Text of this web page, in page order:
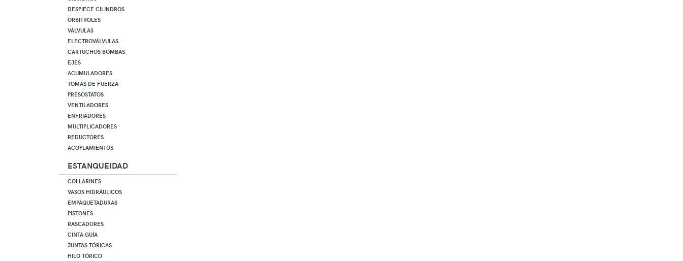
DESPIECE CILINDROS
ORBITROLES
VÁLVULAS
ELECTROVÁLVULAS
CARTUCHOS BOMBAS
EJES
ACUMULADORES
TOMAS DE FUERZA
PRESOSTATOS
VENTILADORES
ENFRIADORES
MULTIPLICADORES
REDUCTORES
ACOPLAMIENTOS
ESTANQUEIDAD
COLLARINES
VASOS HIDRÁULICOS
EMPAQUETADURAS
PISTONES
RASCADORES
CINTA GUÍA
JUNTAS TÓRICAS
HILO TÓRICO